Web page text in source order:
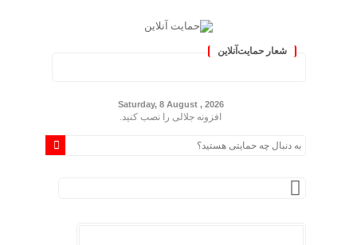
شعار حمایت‌آنلاین
Saturday, 8 August , 2026
افزونه جلالی را نصب کنید.